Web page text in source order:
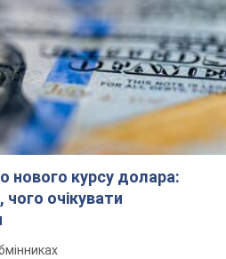
нового курсу долара:
чого очікувати